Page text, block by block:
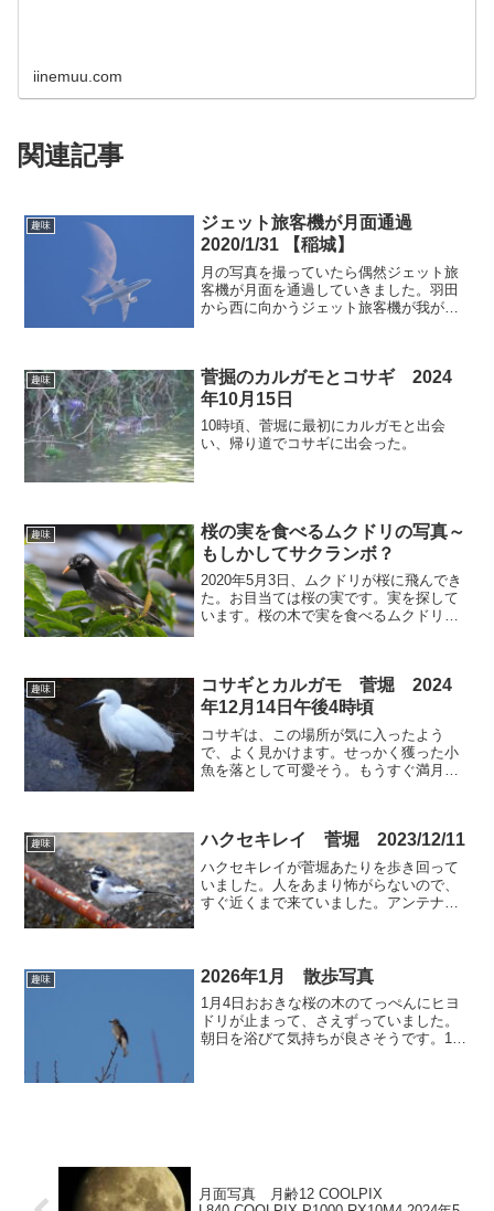
iinemuu.com
関連記事
趣味
ジェット旅客機が月面通過
2020/1/31 【稲城】
月の写真を撮っていたら偶然ジェット旅
客機が月面を通過していきました。羽田
から西に向かうジェット旅客機が我が家
にも撮影できました。ジェ...
趣味
菅掘のカルガモとコサギ 2024
年10月15日
10時頃、菅堀に最初にカルガモと出会
い、帰り道でコサギに出会った。
趣味
桜の実を食べるムクドリの写真～
もしかしてサクランボ？
2020年5月3日、ムクドリが桜に飛んでき
た。お目当ては桜の実です。実を探して
います。桜の木で実を食べるムクドリで
ています。見事ゲッ...
趣味
コサギとカルガモ 菅堀 2024
年12月14日午後4時頃
コサギは、この場所が気に入ったよう
で、よく見かけます。せっかく獲った小
魚を落として可愛そう。もうすぐ満月。
趣味 ハクセキレイ 菅堀 2023/12/11
ハクセキレイが菅堀あたりを歩き回って
いました。人をあまり怖がらないので、
すぐ近くまで来ていました。アンテナに
趣味 2026年1月 散歩写真
1月4日おおきな桜の木のてっぺんにヒヨ
ドリが止まって、さえずっていました。
朝日を浴びて気持ちが良さそうです。1月
月面写真 月齢12 COOLPIX